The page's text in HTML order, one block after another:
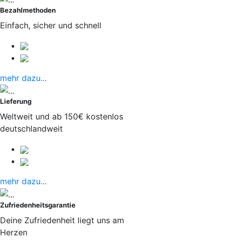
Bezahlmethoden
Einfach, sicher und schnell
mehr dazu...
Lieferung
Weltweit und ab 150€ kostenlos
deutschlandweit
mehr dazu...
Zufriedenheitsgarantie
Deine Zufriedenheit liegt uns am
Herzen